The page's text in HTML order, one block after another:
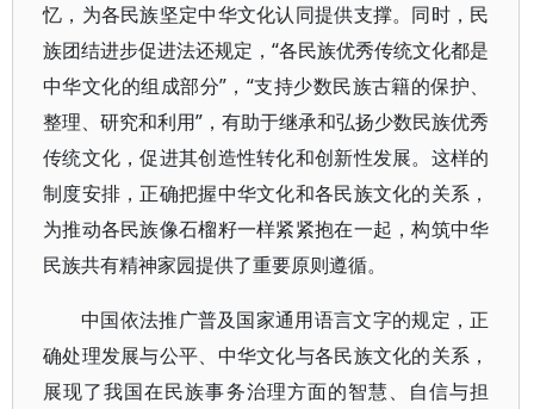
忆，为各民族坚定中华文化认同提供支撑。同时，民
族团结进步促进法还规定，“各民族优秀传统文化都是
中华文化的组成部分”，“支持少数民族古籍的保护、
整理、研究和利用”，有助于继承和弘扬少数民族优秀
传统文化，促进其创造性转化和创新性发展。这样的
制度安排，正确把握中华文化和各民族文化的关系，
为推动各民族像石榴籽一样紧紧抱在一起，构筑中华
民族共有精神家园提供了重要原则遵循。
中国依法推广普及国家通用语言文字的规定，正
确处理发展与公平、中华文化与各民族文化的关系，
展现了我国在民族事务治理方面的智慧、自信与担